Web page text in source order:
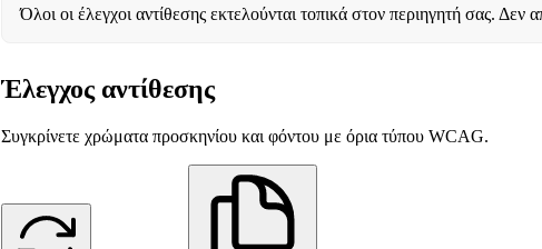
Όλοι οι έλεγχοι αντίθεσης εκτελούνται τοπικά στον περιηγητή σας.
Έλεγχος αντίθεσης
Συγκρίνετε χρώματα προσκηνίου και φόντου με όρια τύπου WCAG.